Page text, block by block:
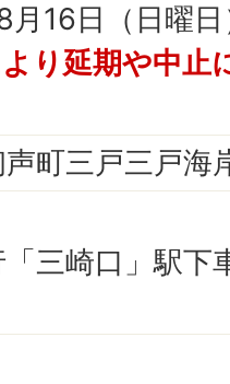
月16日（日曜
り延期や中止
町三戸三戸海
三崎口」駅下